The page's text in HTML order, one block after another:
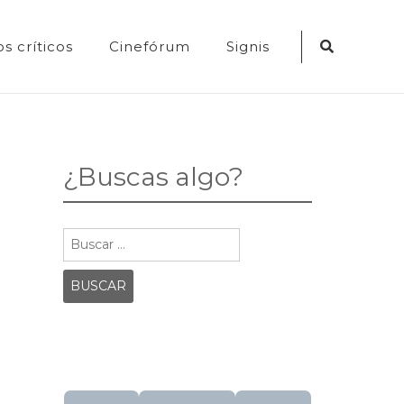
críticos Cinefórum Signis
Search
¿Buscas algo?